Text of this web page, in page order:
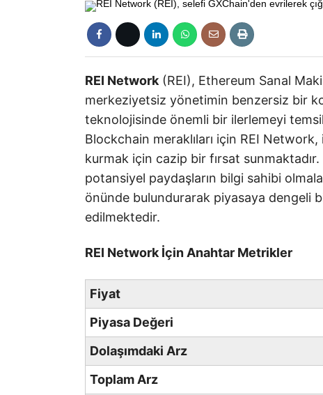
REI Network (REI), Ethereum Sanal
merkeziyetsiz yönetimin benzersiz bir
teknolojisinde önemli bir ilerlemeyi
Blockchain meraklıları için REI
kurmak için cazip bir fırsat
potansiyel paydaşların bilgi sahibi
önünde bulundurarak piyasaya dengeli
edilmektedir.
REI Network İçin Anahtar Metrikler
Fiyat
Piyasa Değeri
Dolaşımdaki Arz
Toplam Arz